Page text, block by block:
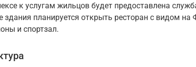
к услугам жильцов будет предоставлена
планируется открыть ресторан с видом
и спортзал.